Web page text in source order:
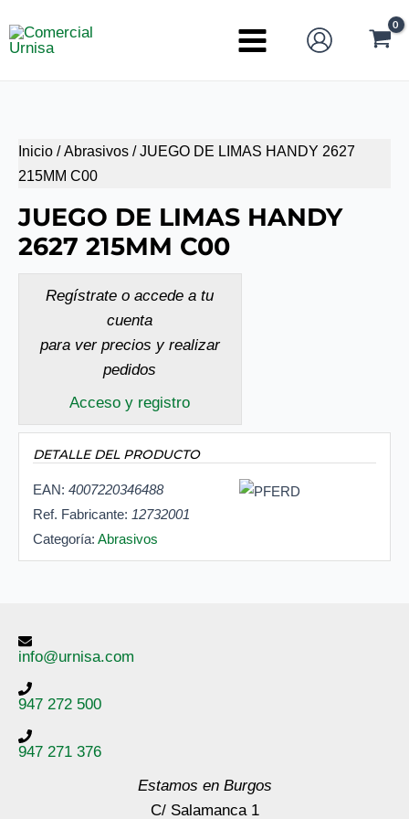
al
Main
Inicio /Abrasivos / JUEGO DE LIMAS HANDY 2627
215MM C00
JUEGO DE LIMAS HANDY
2627 215MM C00
Regístrate o accede a tu
cuenta
para ver precios y realizar
pedidos
Acceso y registro
DETALLE DEL PRODUCTO
EAN: 4007220346488
Ref. Fabricante: 12732001
Categoría: Abrasivos
info@urnisa.com
947 272 500
947 271 376
Estamos en Burgos
C/ Salamanca 1